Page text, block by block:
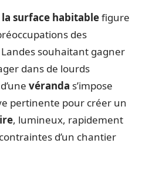
surface habitablefigure
des
souhaitant gagner
dans de lourds
véranda s’impose
pertinente pour créer un
, lumineux, rapidement
d’un chantier